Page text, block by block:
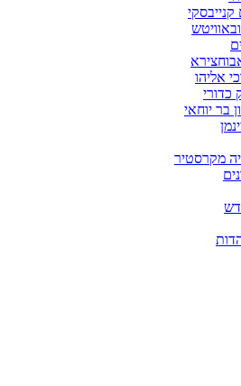
אליהו
כדורי
בר יוחאי
מקרסטיר